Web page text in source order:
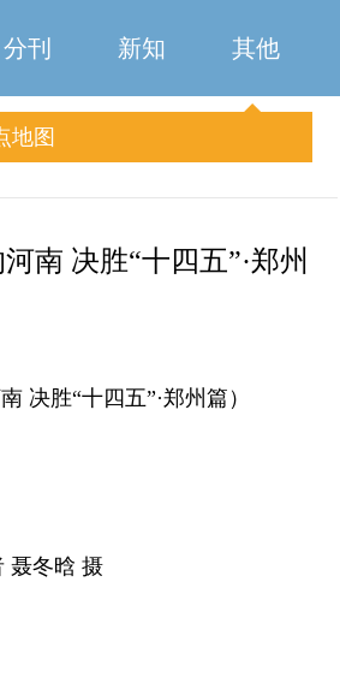
分刊 新知 其他
地图
南 决胜“十四五”·郑州
决胜“十四五”·郑州篇）
冬晗 摄